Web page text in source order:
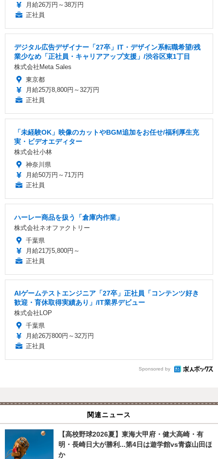
月給26万円～38万円
正社員
デジタル広告デザイナー「27卒」IT・デザイン系転職希望/残
業少なめ「正社員・キャリアアップ支援」/渋谷区東1丁目
株式会社Meta Sales
東京都
月給25万8,800円～32万円
正社員
「未経験OK」映像のカットやBGM追加をお任せ/福利厚生充
実・ビデオエディター
株式会社小林
神奈川県
月給50万円～71万円
正社員
ハーレー商品を扱う「倉庫内作業」
株式会社ネオファクトリー
千葉県
月給21万5,800円～
正社員
AIゲームテストエンジニア「27卒」正社員「コンテンツ好き
歓迎・育休取得実績あり」/IT業界デビュー
株式会社LOP
千葉県
月給26万800円～32万円
正社員
Sponsored by
関連ニュース
【高校野球2026夏】東海大甲府・健大高崎・有
明・長崎日大が勝利...第4日は遊学館vs青森山田ほ
か